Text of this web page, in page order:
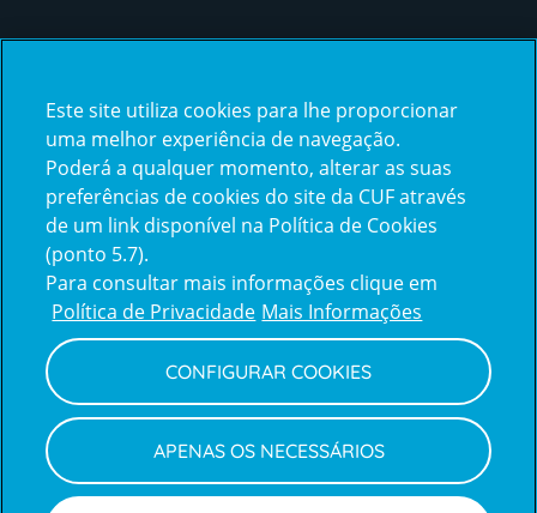
certification2certification3
Reclamações
e
elogios
Policy
Política de Privacidade e Cookies
Termos e Condições
Declaração de Acessibilidade
Canal de Denúncias
Informações legais
Este site utiliza cookies para lhe proporcionar
uma melhor experiência de navegação.
Poderá a qualquer momento, alterar as suas
preferências de cookies do site da CUF através
de um link disponível na Política de Cookies
(ponto 5.7).
Para consultar mais informações clique em
Política de Privacidade Mais Informações
CONFIGURAR COOKIES
APENAS OS NECESSÁRIOS